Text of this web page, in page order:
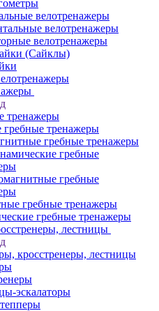
велотренажеры
велотренажеры
велотренажеры
(Сайклы)
тренажеры
тренажеры
гребные тренажеры
гребные
гребные
гребные тренажеры
гребные тренажеры
лестницы
кросстренеры, лестницы
эскалаторы